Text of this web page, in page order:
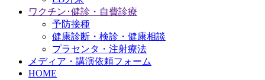
ワクチン･健診・自費診療
予防接種
健康診断・検診・健康相談
プラセンタ・注射療法
メディア・講演依頼フォーム
HOME